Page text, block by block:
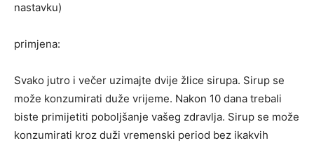
nastavku)
primjena:
Svako jutro i večer uzimajte dvije žlice sirupa. Sirup se
može konzumirati duže vrijeme. Nakon 10 dana trebali
biste primijetiti poboljšanje vašeg zdravlja. Sirup se može
konzumirati kroz duži vremenski period bez ikakvih